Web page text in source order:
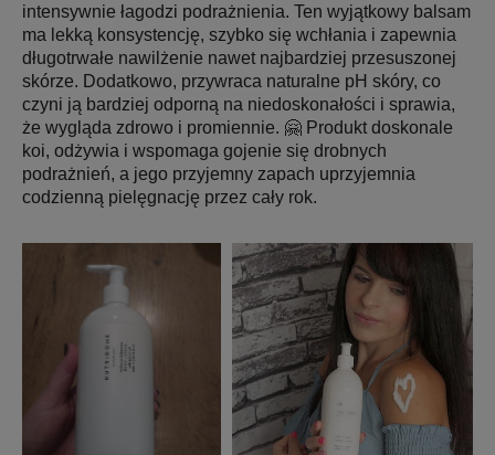
intensywnie łagodzi podrażnienia. Ten wyjątkowy balsam
ma lekką konsystencję, szybko się wchłania i zapewnia
długotrwałe nawilżenie nawet najbardziej przesuszonej
skórze. Dodatkowo, przywraca naturalne pH skóry, co
czyni ją bardziej odporną na niedoskonałości i sprawia,
że wygląda zdrowo i promiennie. 🤗 Produkt doskonale
koi, odżywia i wspomaga gojenie się drobnych
podrażnień, a jego przyjemny zapach uprzyjemnia
codzienną pielęgnację przez cały rok.